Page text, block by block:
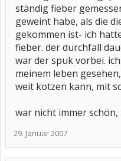
ständig fieber
geweint habe, als die
gekommen ist- ich
fieber. der durchfall
war der spuk vorbei.
meinem leben
weit kotzen kann, mit
war nicht immer
29. Januar 2007